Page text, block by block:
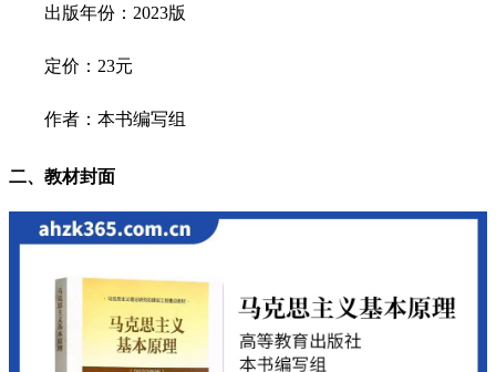
出版年份：2023版
定价：23元
作者：本书编写组
二、教材封面